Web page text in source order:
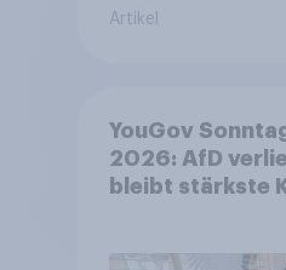
Artikel
YouGov
2026: AfD
bleibt stärkste